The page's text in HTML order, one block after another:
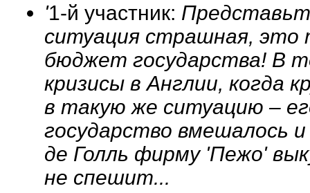
'1-й участник:
ситуация страшная, это
бюджет государства! В
кризисы в Англии, когда
в такую же ситуацию –
государство вмешалось
де Голль фирму 'Пежо'
не спешит...